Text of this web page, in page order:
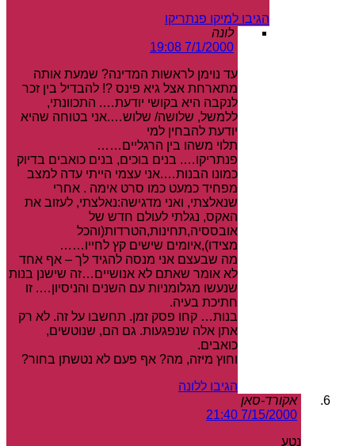
הגיבו למיקו פנתריקו
לונה
7/1/2000 19:08
עד נוימן לראשות המדינה? שמעת אותה
מתארחת אצל גיא פינס ?! להבדיל בין זכר
לנקבה היא בקושי יודעת…. התכוונתי,
ללמשל, שלושה/ שלוש….אני בטוחה שהיא
יודעת להבחין למי
תלוי משהו בין הרגליים……
פנתריקו…. בנים בוכים, בנים כואבים בדיוק
כמונו הבנות….אני עצמי הייתי עדה למצב
מפחיד כמעט כמו סרט אימה . אחרי
שנאלצתי, ואני מדגישה:נאלצתי, לעזוב את
האקס, נגלתי לעולם חדש של
אובססיה,תחינות,הטרדות(והכל
מצידו),איומים שישים קץ לחייו……
מה שבעצם אני מנסה להגיד לך – אף אחד
לא אומר שאתם לא אנושיים…זה שישנן בנות
שנעשו מגלומניות עם השנים והניסיון…. זו
חתיכת בעיה.
בנות… קחו פסק זמן. תחשבו על זה. לא רק
אתן אלה שנפגעות. גם הם, שנוטשים,
כואבים.
וחוץ מיזה, מה? אף פעם לא נטשתן בחור?
הגיבו ללונה
אקורד-סאן
7/15/2000 21:40
נטע